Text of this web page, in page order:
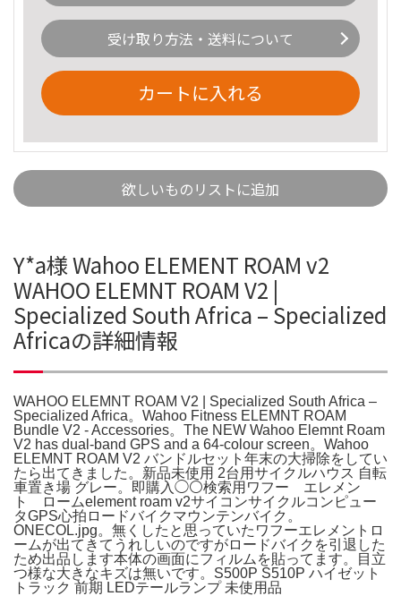
受け取り方法・送料について
カートに入れる
欲しいものリストに追加
Y*a様 Wahoo ELEMENT ROAM v2
WAHOO ELEMNT ROAM V2 |
Specialized South Africa – Specialized
Africaの詳細情報
WAHOO ELEMNT ROAM V2 | Specialized South Africa –
Specialized Africa。Wahoo Fitness ELEMNT ROAM
Bundle V2 - Accessories。The NEW Wahoo Elemnt Roam
V2 has dual-band GPS and a 64-colour screen。Wahoo
ELEMNT ROAM V2 バンドルセット年末の大掃除をしてい
たら出てきました。新品未使用 2台用サイクルハウス 自転
車置き場 グレー。即購入◯⚪️検索用ワフー エレメン
ト ロームelement roam v2サイコンサイクルコンピュー
タGPS心拍ロードバイクマウンテンバイク。
ONECOL.jpg。無くしたと思っていたワフーエレメントロ
ームが出てきてうれしいのですがロードバイクを引退した
ため出品します本体の画面にフィルムを貼ってます。目立
つ様な大きなキズは無いです。S500P S510P ハイゼット
トラック 前期 LEDテールランプ 未使用品